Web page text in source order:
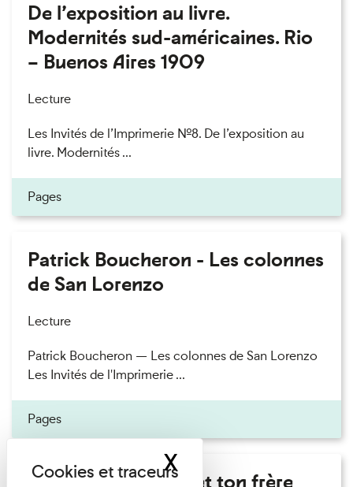
De l’exposition au livre.
Modernités sud-américaines. Rio
– Buenos Aires 1909
Lecture
Les Invités de l’Imprimerie n°8. De l’exposition au
livre. Modernités ...
Pages
Patrick Boucheron - Les colonnes
de San Lorenzo
Lecture
Patrick Boucheron — Les colonnes de San Lorenzo
Les Invités de l'Imprimerie ...
Pages
Marie Cosnay - Toi et ton frère
XMasquer le